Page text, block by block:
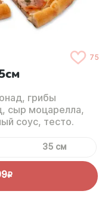
75
грибы
сыр моцарелла,
соус, тесто.
35 см
R